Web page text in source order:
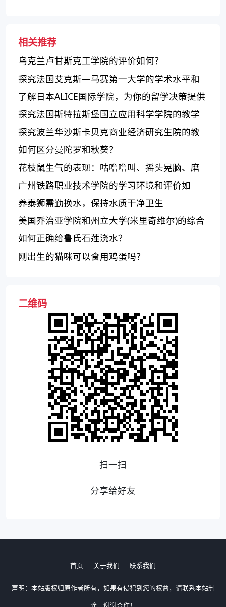
相关推荐
乌克兰卢甘斯克工学院的评价如何？
探究法国艾克斯—马赛第一大学的学术水平和
研究重点
了解日本ALICE国际学院，为你的留学决策提供
重要信息
探究法国斯特拉斯堡国立应用科学学院的教学
质量和优势
探究波兰华沙斯卡贝克商业经济研究生院的教
学质量和课程设置
如何区分曼陀罗和秋葵？
花枝鼠生气的表现：咕噜噜叫、摇头晃脑、磨
牙毛发竖起！
广州铁路职业技术学院的学习环境和评价如
何？
养泰狮需勤换水，保持水质干净卫生
美国乔治亚学院和州立大学(米里奇维尔)的综合
评价如何？
如何正确给鲁氏石莲浇水？
刚出生的猫咪可以食用鸡蛋吗？
二维码
扫一扫
分享给好友
首页 关于我们 联系我们
声明：本站版权归原作者所有，如果有侵犯到您的权益，请联系本站删